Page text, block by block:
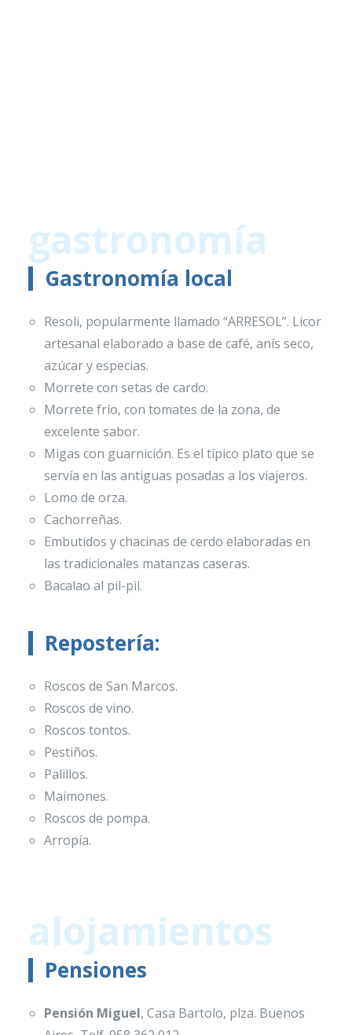
gastronomía
Gastronomía local
Resoli, popularmente llamado “ARRESOL”. Licor
artesanal elaborado a base de café, anís seco,
azúcar y especias.
Morrete con setas de cardo.
Morrete frío, con tomates de la zona, de
excelente sabor.
Migas con guarnición. Es el típico plato que se
servía en las antiguas posadas a los viajeros.
Lomo de orza.
Cachorreñas.
Embutidos y chacinas de cerdo elaboradas en
las tradicionales matanzas caseras.
Bacalao al pil-pil.
Repostería:
Roscos de San Marcos.
Roscos de vino.
Roscos tontos.
Pestiños.
Palillos.
Maimones.
Roscos de pompa.
Arropía.
alojamientos
Pensiones
Pensión Miguel, Casa Bartolo, plza. Buenos